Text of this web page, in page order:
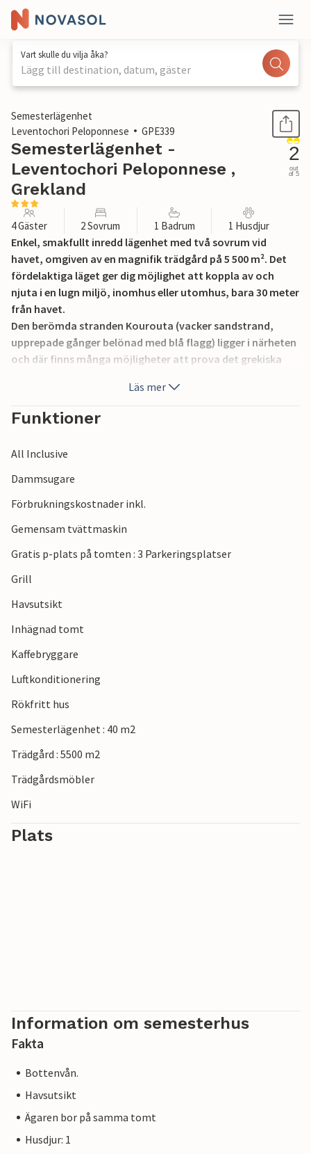
Vart skulle du vilja åka?
Lägg till destination, datum, gäster
1 / 24
Semesterlägenhet
Leventochori Peloponnese
GPE339
Semesterlägenhet -
Leventochori Peloponnese ,
Grekland
2
out
of 5
4 Gäster 2 Sovrum 1 Badrum 1 Husdjur
Enkel, smakfullt inredd lägenhet med två sovrum vid
havet, omgiven av en magnifik trädgård på 5 500 m². Det
fördelaktiga läget ger dig möjlighet att koppla av och
njuta i en lugn miljö, inomhus eller utomhus, bara 30 meter
från havet.
Den berömda stranden Kourouta (vacker sandstrand,
upprepade gånger belönad med blå flagg) ligger i närheten
och där finns många möjligheter att prova det grekiska
besöka det antika Olympia, en av Greklands mest kända
sevärdheter. GPE340 finns också tillgängligt i anläggningen.
Läs mer
Funktioner
All Inclusive
Dammsugare
Förbrukningskostnader inkl.
Gemensam tvättmaskin
Gratis p-plats på tomten : 3 Parkeringsplatser
Grill
Havsutsikt
Inhägnad tomt
Kaffebryggare
Luftkonditionering
Rökfritt hus
Semesterlägenhet : 40 m2
Trädgård : 5500 m2
Trädgårdsmöbler
WiFi
Plats
Information om semesterhus
Fakta
Bottenvån.
Havsutsikt
Ägaren bor på samma tomt
Husdjur: 1